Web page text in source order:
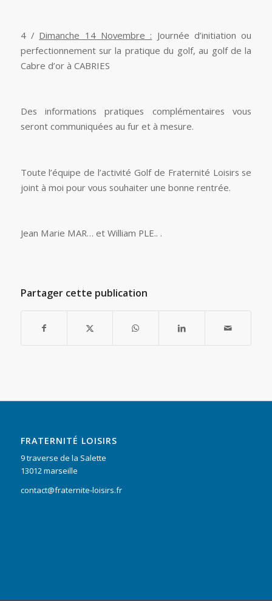
4 / Dimanche 14 Novembre : Journée d’initiation ou
perfectionnement sur la pratique du golf, au golf de la
Cabre d’or à CABRIES
Des informations pratiques complémentaires vous
seront communiquées au fur et à mesure.
Toute l’équipe de l’activité Golf de Fraternité Loisirs se
joint à moi pour vous souhaiter une bonne rentrée.
Jean Marie MAR… et William PLE.. .
Partager cette publication
FRATERNITÉ LOISIRS
9 traverse de la Salette
13012 marseille
contact@fraternite-loisirs.fr